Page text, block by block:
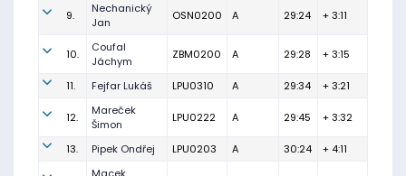
9.
Nechanický
Jan
OSN0200 A 29:24 + 3:11
10.
Coufal
Jáchym
ZBM0200 A 29:28 + 3:15
11. Fejfar Lukáš LPU0310 A 29:34 + 3:21
12.
Mareček
Šimon
LPU0222 A 29:45 + 3:32
13. Pipek Ondřej LPU0203 A 30:24 + 4:11